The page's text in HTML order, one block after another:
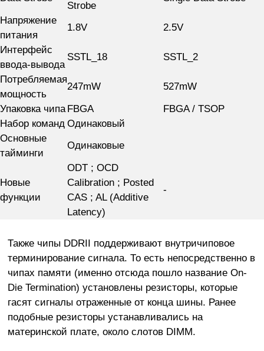
Strobe
Напряжение
питания
1.8V
2.5V
Интерфейс
ввода-вывода
SSTL_18
SSTL_2
Потребляемая
мощность
247mW
527mW
Упаковка чипа FBGA
FBGA / TSOP
Набор команд Одинаковый
Основные
тайминги
Одинаковые
Новые
функции
ODT ; OCD
Calibration ; Posted
CAS ; AL (Additive
Latency)
-
Также чипы DDRII поддерживают внутричиповое
терминирование сигнала. То есть непосредственно в
чипах памяти (именно отсюда пошло название On-
Die Termination) установлены резисторы, которые
гасят сигналы отраженные от конца шины. Ранее
подобные резисторы устанавливались на
материнской плате, около слотов DIMM.